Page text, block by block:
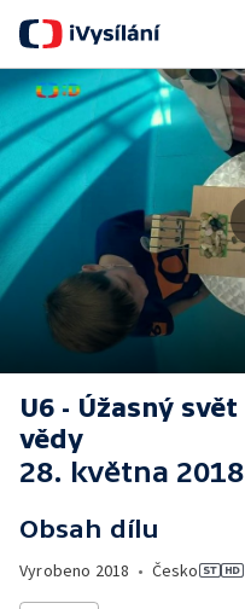
U6 - Úžasný svět
vědy
28. května 2018
Obsah dílu
Vyrobeno 2018 • Česko